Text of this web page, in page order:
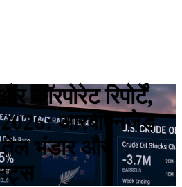
कॉरपोरेट रिपोर्टें,
2026: आरबीएनजेड
भंडार और